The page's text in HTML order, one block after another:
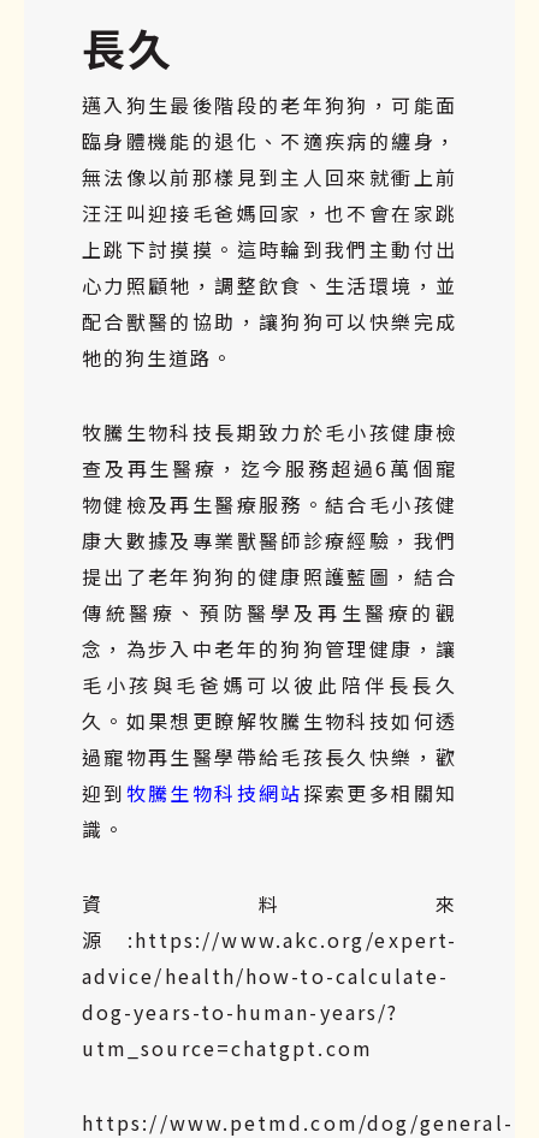
長久
邁入狗生最後階段的老年狗狗，可能面
臨身體機能的退化、不適疾病的纏身，
無法像以前那樣見到主人回來就衝上前
汪汪叫迎接毛爸媽回家，也不會在家跳
上跳下討摸摸。這時輪到我們主動付出
心力照顧牠，調整飲食、生活環境，並
配合獸醫的協助，讓狗狗可以快樂完成
牠的狗生道路。
牧騰生物科技長期致力於毛小孩健康檢
查及再生醫療，迄今服務超過6萬個寵
物健檢及再生醫療服務。結合毛小孩健
康大數據及專業獸醫師診療經驗，我們
提出了老年狗狗的健康照護藍圖，結合
傳統醫療、預防醫學及再生醫療的觀
念，為步入中老年的狗狗管理健康，讓
毛小孩與毛爸媽可以彼此陪伴長長久
久。如果想更瞭解牧騰生物科技如何透
過寵物再生醫學帶給毛孩長久快樂，歡
迎到牧騰生物科技網站探索更多相關知
識。
資料來
源:https://www.akc.org/expert-
advice/health/how-to-calculate-
dog-years-to-human-years/?
utm_source=chatgpt.com
https://www.petmd.com/dog/general-